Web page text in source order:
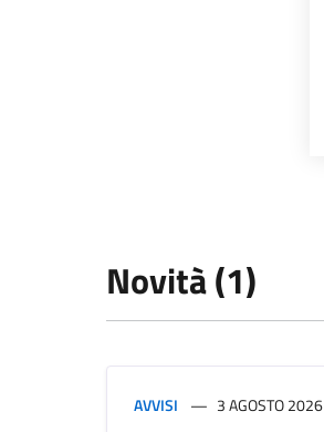
Novità (1)
AVVISI 3 AGOSTO 2026